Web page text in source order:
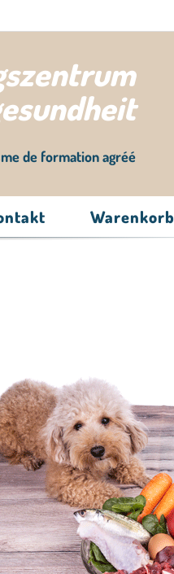
de formation agréé
Warenkorb